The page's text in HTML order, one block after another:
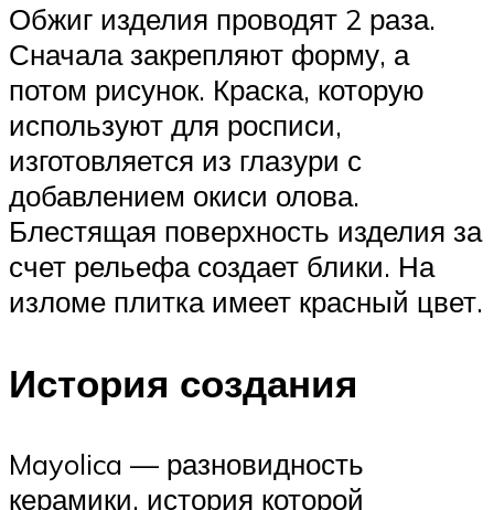
Обжиг изделия проводят 2 раза.
Сначала закрепляют форму, а
потом рисунок. Краска, которую
используют для росписи,
изготовляется из глазури с
добавлением окиси олова.
Блестящая поверхность изделия за
счет рельефа создает блики. На
изломе плитка имеет красный цвет.
История создания
Mayolica — разновидность
керамики, история которой